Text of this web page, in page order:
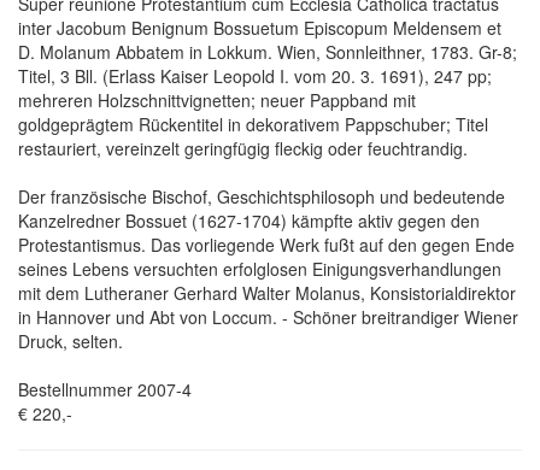
inter Jacobum Benignum Bossuetum Episcopum Meldensem et
D. Molanum Abbatem in Lokkum. Wien, Sonnleithner, 1783. Gr-8;
Titel, 3 Bll. (Erlass Kaiser Leopold I. vom 20. 3. 1691), 247 pp;
mehreren Holzschnittvignetten; neuer Pappband mit
goldgeprägtem Rückentitel in dekorativem Pappschuber; Titel
restauriert, vereinzelt geringfügig fleckig oder feuchtrandig.
Der französische Bischof, Geschichtsphilosoph und bedeutende
Kanzelredner Bossuet (1627-1704) kämpfte aktiv gegen den
Protestantismus. Das vorliegende Werk fußt auf den gegen Ende
seines Lebens versuchten erfolglosen Einigungsverhandlungen
mit dem Lutheraner Gerhard Walter Molanus, Konsistorialdirektor
in Hannover und Abt von Loccum. - Schöner breitrandiger Wiener
Druck, selten.
Bestellnummer 2007-4
€ 220,-